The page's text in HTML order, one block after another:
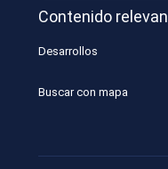
Contenido
Desarrollos
Buscar con mapa